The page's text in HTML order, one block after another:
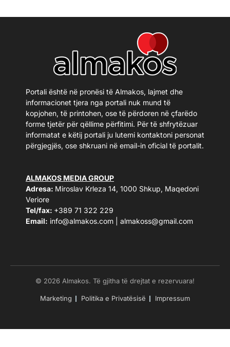
Portali është në pronësi të Almakos, lajmet dhe
informacionet tjera nga portali nuk mund të
kopjohen, të printohen, ose të përdoren në çfarëdo
forme tjetër për qëllime përfitimi. Për të shfrytëzuar
informatat e këtij portali ju lutemi kontaktoni personat
përgjegjës, ose shkruani në email-in oficial të portalit.
ALMAKOS MEDIA GROUP
Adresa: Miroslav Krleza 14, 1000 Shkup, Maqedoni
Veriore
Tel/fax: +389 71 322 229
Email: info@almakos.com almakoss@gmail.com
© 2026 Almakos. Të gjitha të drejtat e rezervuara!
Marketing Politika e Privatësisë Impressum